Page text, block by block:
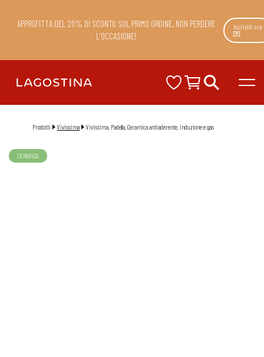
APPROFITTA DEL 20% DI SCONTO SUL PRIMO ORDINE. NON PERDERE
L’OCCASIONE!
Iscriviti ora
💌
Prodotti Vivissima Vivissima, Padella, Ceramica antiaderente, induzione e gas
CERAMICA